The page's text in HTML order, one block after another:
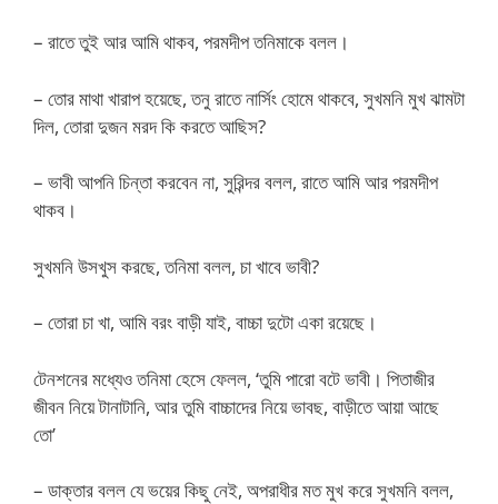
– রাতে তুই আর আমি থাকব, পরমদীপ তনিমাকে বলল।
– তোর মাথা খারাপ হয়েছে, তনু রাতে নার্সিং হোমে থাকবে, সুখমনি মুখ ঝামটা
দিল, তোরা দুজন মরদ কি করতে আছিস?
– ভাবী আপনি চিন্তা করবেন না, সুরিন্দর বলল, রাতে আমি আর পরমদীপ
থাকব।
সুখমনি উসখুস করছে, তনিমা বলল, চা খাবে ভাবী?
– তোরা চা খা, আমি বরং বাড়ী যাই, বাচ্চা দুটো একা রয়েছে।
টেনশনের মধ্যেও তনিমা হেসে ফেলল, ‘তুমি পারো বটে ভাবী। পিতাজীর
জীবন নিয়ে টানাটানি, আর তুমি বাচ্চাদের নিয়ে ভাবছ, বাড়ীতে আয়া আছে
তো’
– ডাক্তার বলল যে ভয়ের কিছু নেই, অপরাধীর মত মুখ করে সুখমনি বলল,